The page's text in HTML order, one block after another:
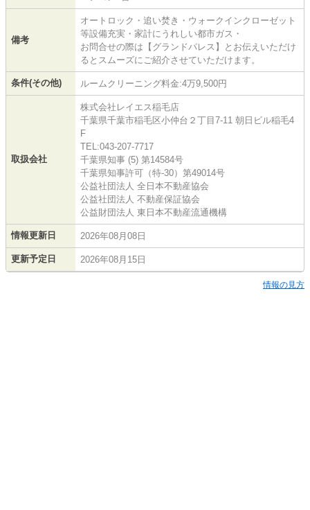
備考
オートロック・追い焚き・ウォークインクローゼット
等設備充実・家計にうれしい都市ガス・
お問合せの際は【グランドパレス】とお伝えいただけ
るとスムーズにご紹介させていただけます。
条件(その他) ルームクリーニング料金:4万9,500円
取扱会社
株式会社レイエス稲毛店
千葉県千葉市稲毛区小仲台２丁目7-11 朝日ビル稲毛4
F
TEL:043-207-7717
千葉県知事 (5) 第14584号
千葉県知事許可（特-30）第49014号
公益社団法人 全日本不動産協会
公益社団法人 不動産保証協会
公益財団法人 東日本不動産流通機構
情報更新日 2026年08月08日
更新予定日 2026年08月15日
情報の見方